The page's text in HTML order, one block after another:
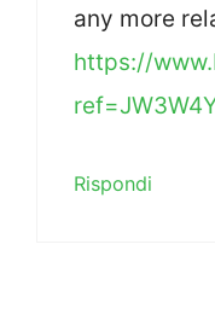
any more
https://
Rispondi